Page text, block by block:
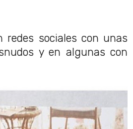
redes sociales con unas
y en algunas con